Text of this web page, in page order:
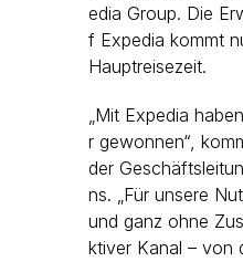
edia Group. Die
f Expedia kommt
Hauptreisezeit.
„Mit Expedia
r gewonnen“,
der
ns. „Für unsere
und ganz ohne
ktiver Kanal – von